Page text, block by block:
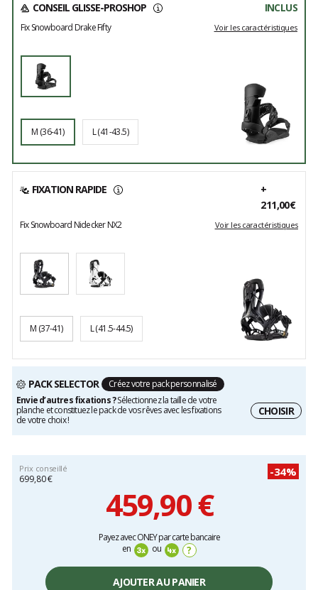
CONSEIL GLISSE-PROSHOP INCLUS
Fix Snowboard Drake Fifty Voir les caractéristiques
M (36-41) L(41-43.5)
FIXATION RAPIDE
+
211,00€
Fix Snowboard Nidecker NX2 Voir les caractéristiques
M (37-41) L(41.5-44.5)
PACK SELECTOR
Créez votre pack personnalisé
Envie d’autres fixations ?Sélectionnez la taille de votre
planche et constituez le pack de vos rêves avec les fixations
de votre choix !
CHOISIR
Prix conseillé
699,80 €
-34%
459,90€
Payez avec ONEY par carte bancaire
en
ou ?
AJOUTER AU PANIER